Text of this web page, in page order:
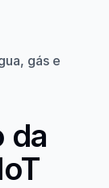
gás e
da